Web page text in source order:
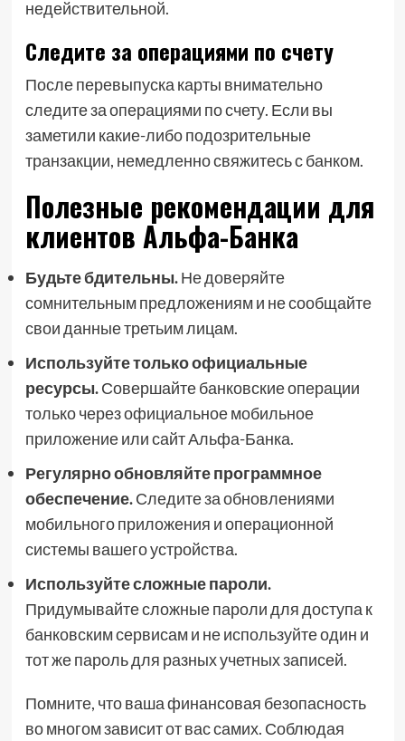
недействительной.
Следите за операциями по счету
После перевыпуска карты внимательно
следите за операциями по счету. Если вы
заметили какие-либо подозрительные
транзакции, немедленно свяжитесь с банком.
Полезные рекомендации для
клиентов Альфа-Банка
Будьте бдительны.Не доверяйте
сомнительным предложениям и не сообщайте
свои данные третьим лицам.
Используйте только официальные
ресурсы.Совершайте банковские операции
только через официальное мобильное
приложение или сайт Альфа-Банка.
Регулярно обновляйте программное
обеспечение.Следите за обновлениями
мобильного приложения и операционной
системы вашего устройства.
Используйте сложные пароли.
Придумывайте сложные пароли для доступа к
банковским сервисам и не используйте один и
тот же пароль для разных учетных записей.
Помните, что ваша финансовая безопасность
во многом зависит от вас самих. Соблюдая